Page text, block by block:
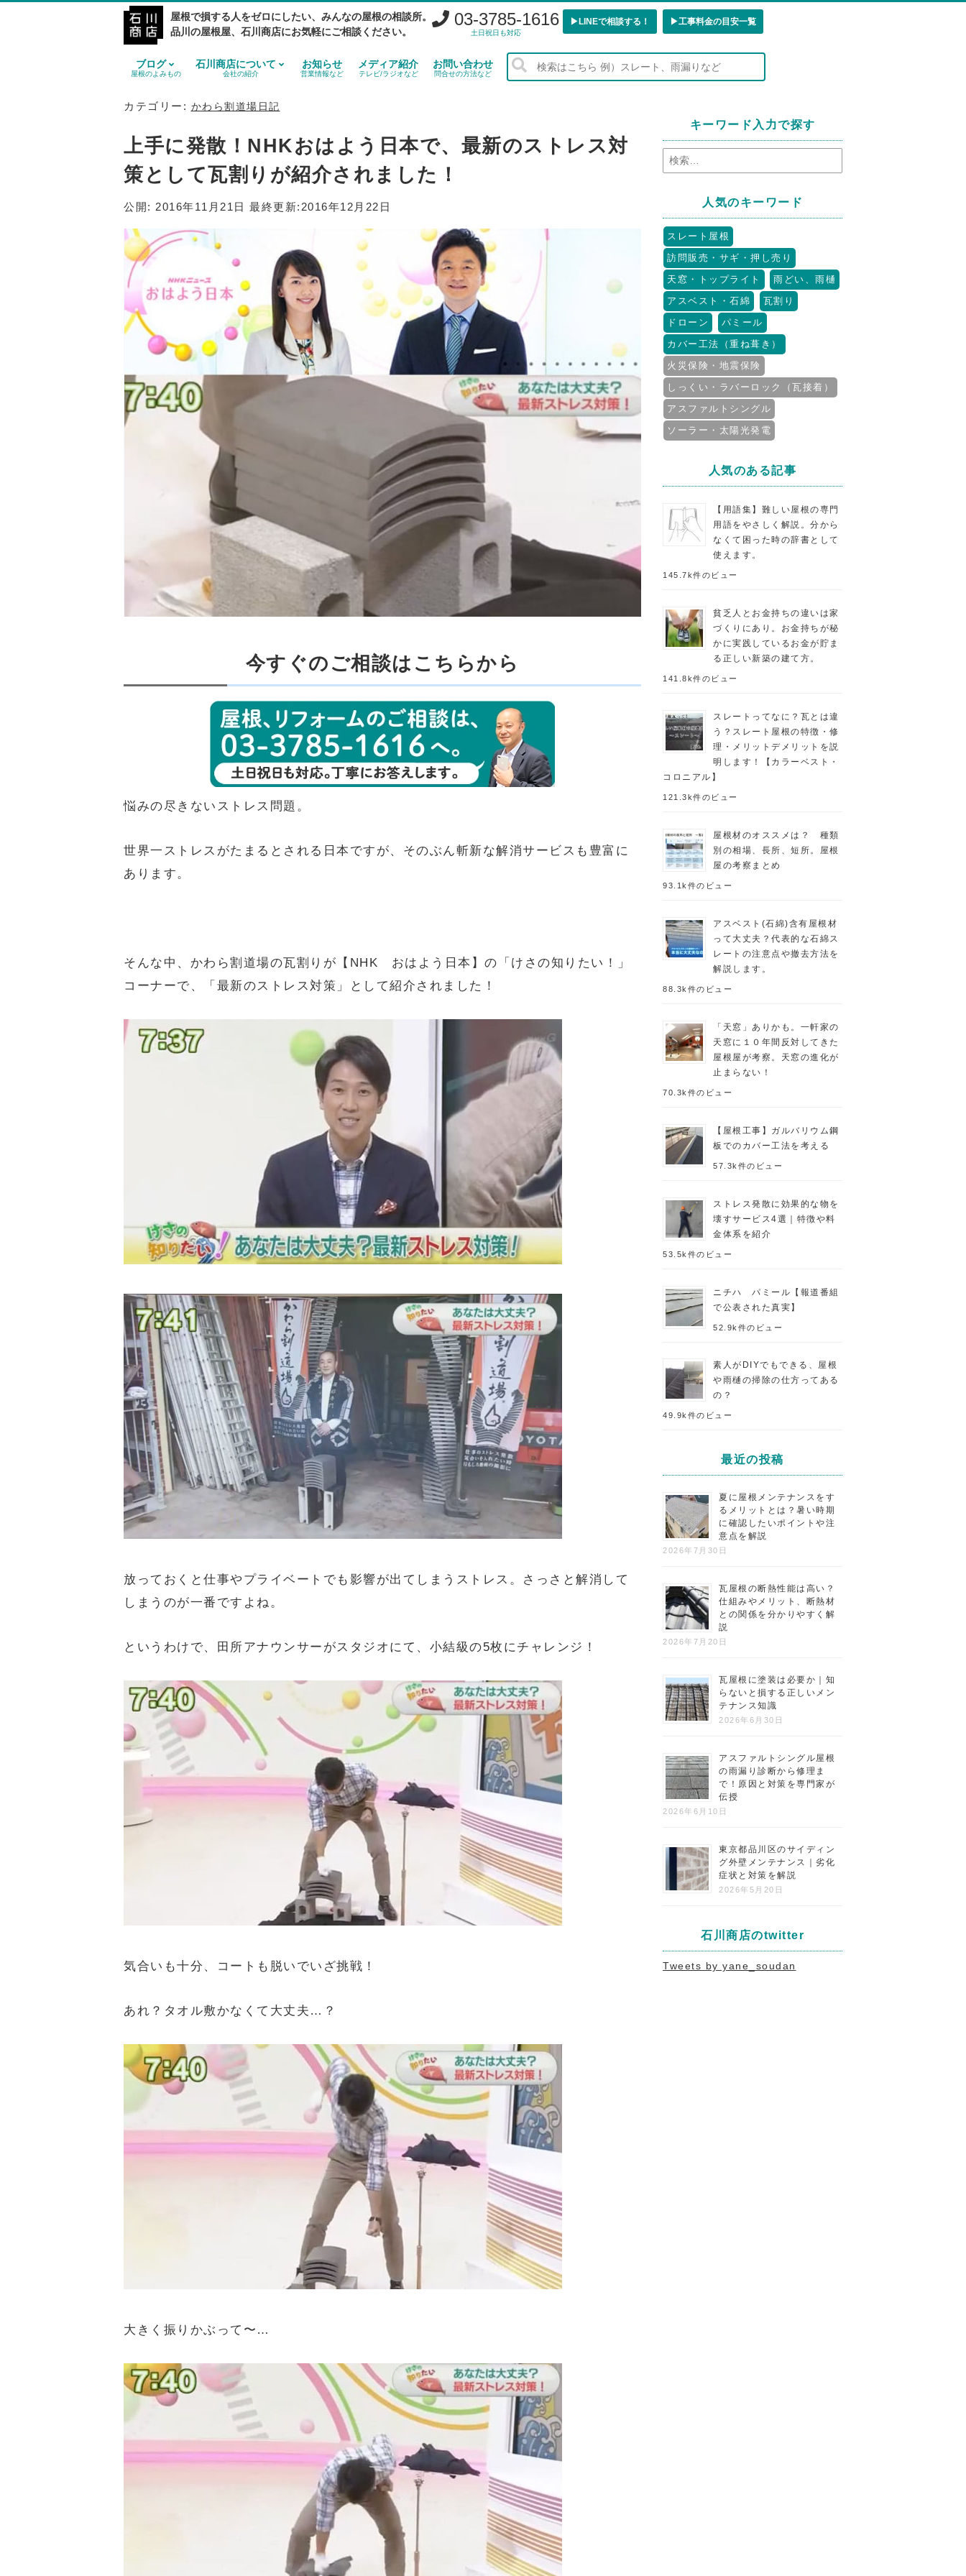
屋根で損する人をゼロにしたい、みんなの屋根の相談所。
品川の屋根屋、石川商店にお気軽にご相談ください。
03-3785-1616
土日祝日も対応
▶︎LINEで相談する！ ▶︎工事料金の目安一覧
ブログ
屋根のよみもの
石川商店について
会社の紹介
お知らせ
営業情報など
メディア紹介
テレビ/ラジオなど
お問い合わせ
問合せの方法など
カテゴリー: かわら割道場日記
上手に発散！NHKおはよう日本で、最新のストレス対
策として瓦割りが紹介されました！
公開: 2016年11月21日 最終更新: 2016年12月22日
今すぐのご相談はこちらから
悩みの尽きないストレス問題。
世界一ストレスがたまるとされる日本ですが、そのぶん斬新な解消サービスも豊富に
あります。
そんな中、かわら割道場の瓦割りが【NHK おはよう日本】の「けさの知りたい！」
コーナーで、「最新のストレス対策」として紹介されました！
放っておくと仕事やプライベートでも影響が出てしまうストレス。さっさと解消して
しまうのが一番ですよね。
というわけで、田所アナウンサーがスタジオにて、小結級の5枚にチャレンジ！
気合いも十分、コートも脱いでいざ挑戦！
あれ？タオル敷かなくて大丈夫…？
大きく振りかぶって〜…
キーワード入力で探す
人気のキーワード
スレート屋根
訪問販売・サギ・押し売り
天窓・トップライト
雨どい、雨樋
アスベスト・石綿
瓦割り
ドローン
パミール
カバー工法（重ね葺き）
火災保険・地震保険
しっくい・ラバーロック（瓦接着）
アスファルトシングル
ソーラー・太陽光発電
人気のある記事
【用語集】難しい屋根の専門
用語をやさしく解説。分から
なくて困った時の辞書として
使えます。
145.7k件のビュー
貧乏人とお金持ちの違いは家
づくりにあり。お金持ちが秘
かに実践しているお金が貯ま
る正しい新築の建て方。
141.8k件のビュー
スレートってなに？瓦とは違
う？スレート屋根の特徴・修
理・メリットデメリットを説
明します！【カラーベスト・
コロニアル】
121.3k件のビュー
屋根材のオススメは？ 種類
別の相場、長所、短所。屋根
屋の考察まとめ
93.1k件のビュー
アスベスト(石綿)含有屋根材
って大丈夫？代表的な石綿ス
レートの注意点や撤去方法を
解説します。
88.3k件のビュー
「天窓」ありかも。一軒家の
天窓に１０年間反対してきた
屋根屋が考察。天窓の進化が
止まらない！
70.3k件のビュー
【屋根工事】ガルバリウム鋼
板でのカバー工法を考える
57.3k件のビュー
ストレス発散に効果的な物を
壊すサービス4選｜特徴や料
金体系を紹介
53.5k件のビュー
ニチハ パミール【報道番組
で公表された真実】
52.9k件のビュー
素人がDIYでもできる、屋根
や雨樋の掃除の仕方ってある
の？
49.9k件のビュー
最近の投稿
夏に屋根メンテナンスをす
るメリットとは？暑い時期
に確認したいポイントや注
意点を解説
2026年7月30日
瓦屋根の断熱性能は高い？
仕組みやメリット、断熱材
との関係を分かりやすく解
説
2026年7月20日
瓦屋根に塗装は必要か｜知
らないと損する正しいメン
テナンス知識
2026年6月30日
アスファルトシングル屋根
の雨漏り診断から修理ま
で！原因と対策を専門家が
伝授
2026年6月10日
東京都品川区のサイディン
グ外壁メンテナンス｜劣化
症状と対策を解説
2026年5月20日
石川商店のtwitter
Tweets by yane_soudan